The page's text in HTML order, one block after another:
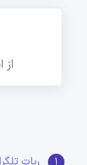
1 ربات